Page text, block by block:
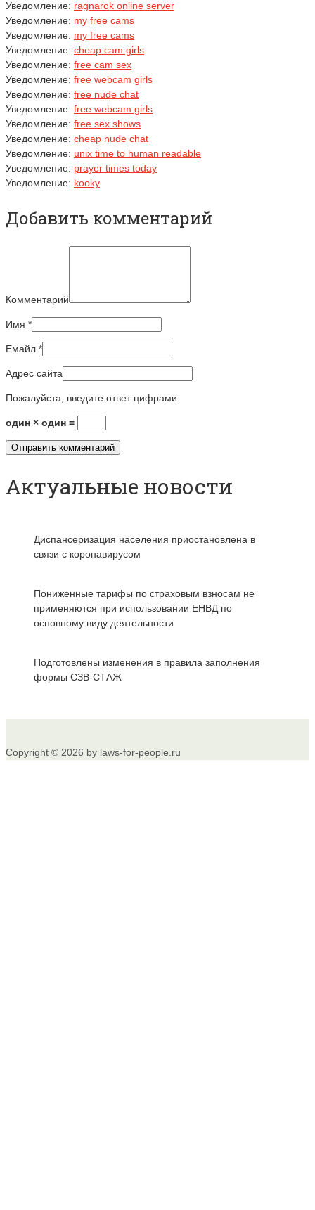
Уведомление: ragnarok online server
Уведомление: my free cams
Уведомление: my free cams
Уведомление: cheap cam girls
Уведомление: free cam sex
Уведомление: free webcam girls
Уведомление: free nude chat
Уведомление: free webcam girls
Уведомление: free sex shows
Уведомление: cheap nude chat
Уведомление: unix time to human readable
Уведомление: prayer times today
Уведомление: kooky
Добавить комментарий
Комментарий
Имя *
Емайл *
Адрес сайта
Пожалуйста, введите ответ цифрами:
один × один =
Актуальные новости
Диспансеризация населения приостановлена в
связи с коронавирусом
Пониженные тарифы по страховым взносам не
применяются при использовании ЕНВД по
основному виду деятельности
Подготовлены изменения в правила заполнения
формы СЗВ-СТАЖ
Copyright © 2026 by laws-for-people.ru